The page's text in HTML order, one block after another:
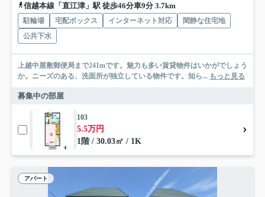
信越本線「直江津」駅 徒歩46分車9分 3.7km
駐輪場 宅配ボックス インターネット対応
閑静な住宅地
公共下水
上越中屋敷郵便局まで241mです。魅力も多い賃貸物件はいかがでしょう
か。ニーズのある、洗面所が独立している物件です。知ら... もっと見る
募集中の部屋
103
5.5万円
1階 / 30.03㎡ / 1K
アパート